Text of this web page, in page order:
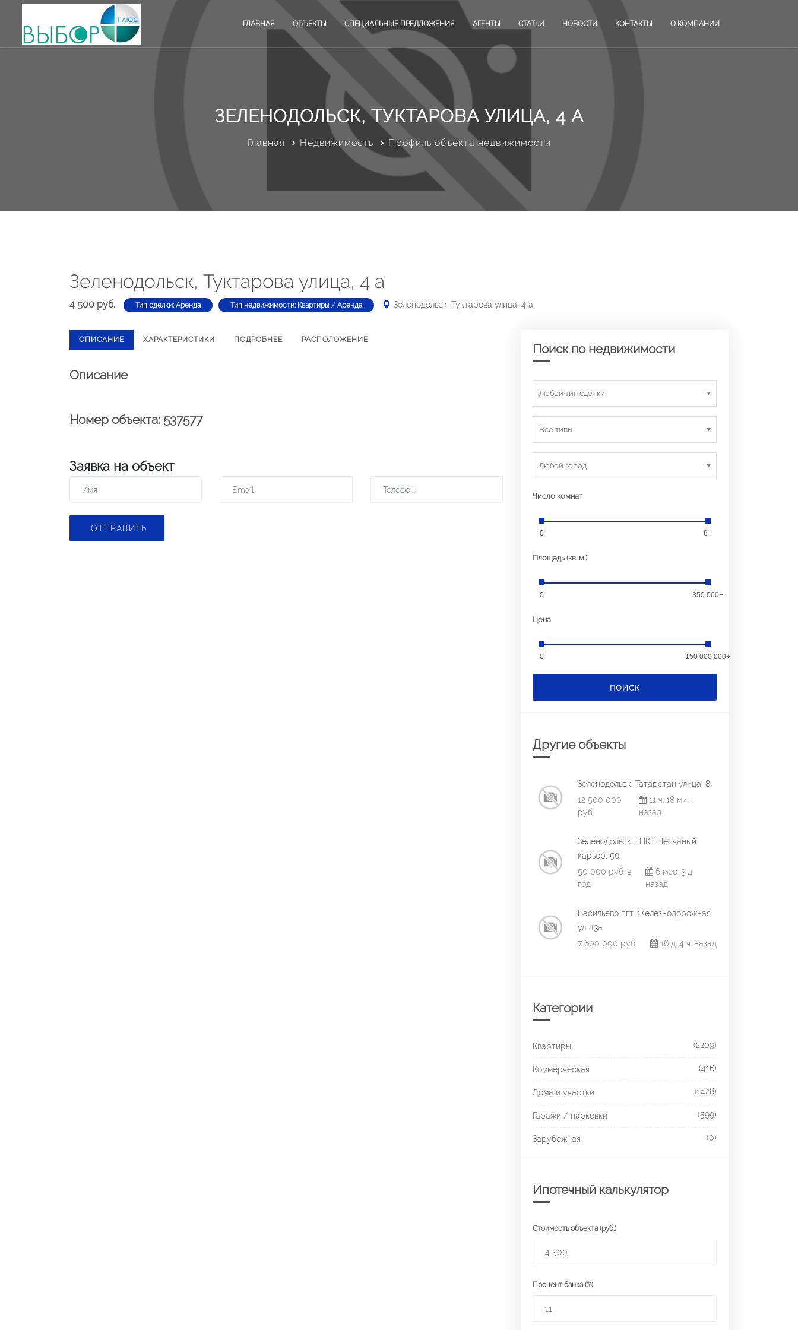
ГЛАВНАЯ ОБЪЕКТЫ СПЕЦИАЛЬНЫЕ ПРЕДЛОЖЕНИЯ АГЕНТЫ СТАТЬИ НОВОСТИ КОНТАКТЫ О КОМПАНИИ
ЗЕЛЕНОДОЛЬСК, ТУКТАРОВА УЛИЦА, 4 А
Главная Недвижимость Профиль объекта недвижимости
Зеленодольск, Туктарова улица, 4 а
4 500 руб. Тип сделки: Аренда Тип недвижимости: Квартиры / Аренда Зеленодольск, Туктарова улица, 4 а
ОПИСАНИЕ ХАРАКТЕРИСТИКИ ПОДРОБНЕЕ РАСПОЛОЖЕНИЕ
Описание
Номер объекта: 537577
Заявка на объект
ОТПРАВИТЬ
Поиск по недвижимости
Любой тип сделки
Все типы
Любой город
Число комнат
0 8+
Площадь (кв. м.)
0 350 000+
Цена
0 150 000 000+
ПОИСК
Другие объекты
Зеленодольск, Татарстан улица, 8
12 500 000
руб.
11 ч. 18 мин.
назад
Зеленодольск, ГНКТ Песчаный
карьер, 50
50 000 руб. в
год
6 мес. 3 д.
назад
Васильево пгт, Железнодорожная
ул, 13а
7 600 000 руб.
16 д. 4 ч. назад
Категории
Квартиры (2209)
Коммерческая (416)
Дома и участки (1428)
Гаражи / парковки (599)
Зарубежная (0)
Ипотечный калькулятор
Стоимость объекта (руб.)
Процент банка (%)